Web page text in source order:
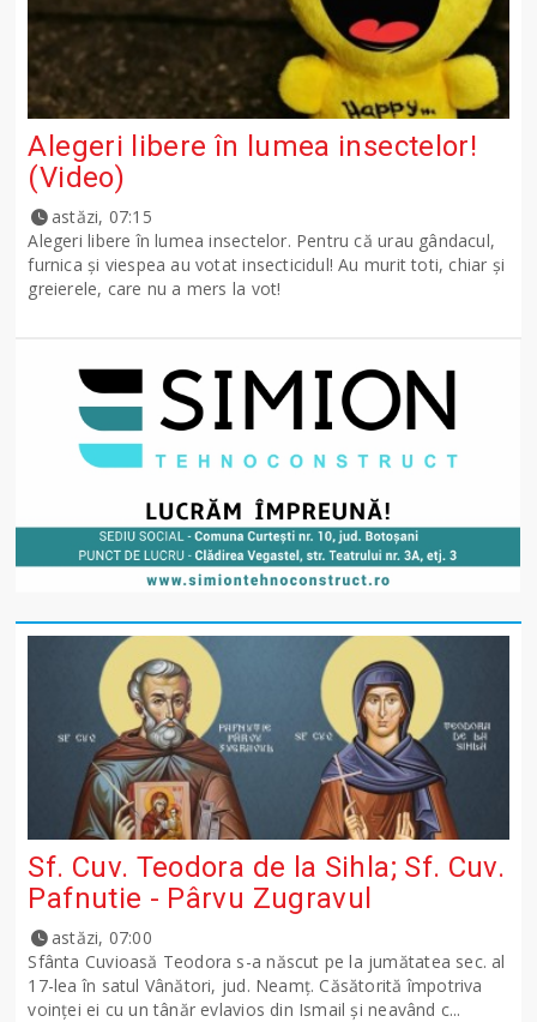
Alegeri libere în lumea insectelor!
(Video)
astăzi, 07:15
Alegeri libere în lumea insectelor. Pentru că urau gândacul,
furnica și viespea au votat insecticidul! Au murit toti, chiar și
greierele, care nu a mers la vot!
Sf. Cuv. Teodora de la Sihla; Sf. Cuv.
Pafnutie - Pârvu Zugravul
astăzi, 07:00
Sfânta Cuvioasă Teodora s-a născut pe la jumătatea sec. al
17-lea în satul Vânători, jud. Neamţ. Căsătorită împotriva
voinţei ei cu un tânăr evlavios din Ismail şi neavând c...